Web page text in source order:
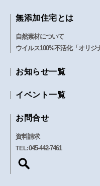
無添加住宅とは
自然素材について
ウイルス100%不活化「オリジ
お知らせ一覧
イベント一覧
お問合せ
資料請求
TEL:045-442-7461